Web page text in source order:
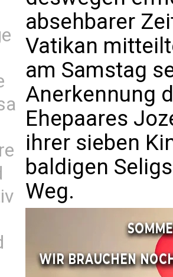
absehbarer
Vatikan
am Samstag
Anerkennung
Ehepaares
ihrer sieben
baldigen
Weg.